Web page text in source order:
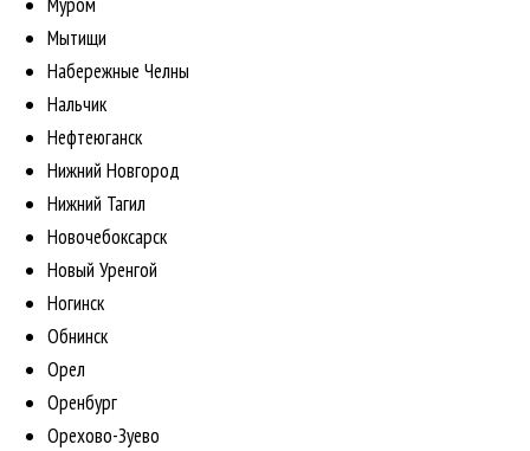
Мытищи
Набережные Челны
Нальчик
Нефтеюганск
Нижний Новгород
Нижний Тагил
Новочебоксарск
Новый Уренгой
Ногинск
Обнинск
Орел
Оренбург
Орехово-Зуево